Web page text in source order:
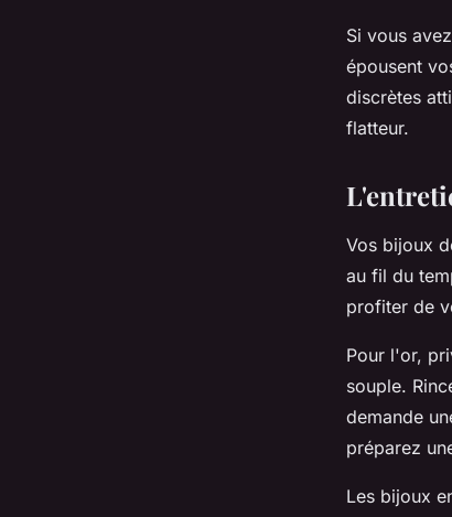
Si vous
épousent
discrètes
flatteur.
Vos bijoux
au fil du
profiter de
Pour l'or,
souple.
demande
préparez
Les bijoux